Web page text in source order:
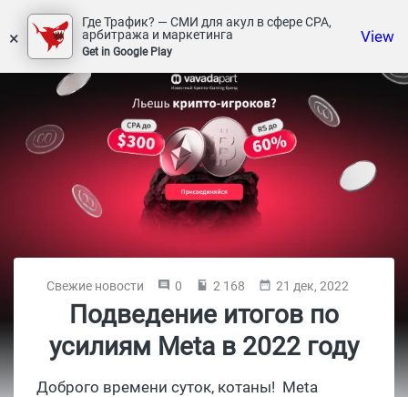
×
Где Трафик? — СМИ для акул в сфере СРА,
арбитража и маркетинга
Get in Google Play
View
Свежие новости 0 2 168 21 дек, 2022
Подведение итогов по
усилиям Meta в 2022 году
Доброго времени суток, котаны! Meta